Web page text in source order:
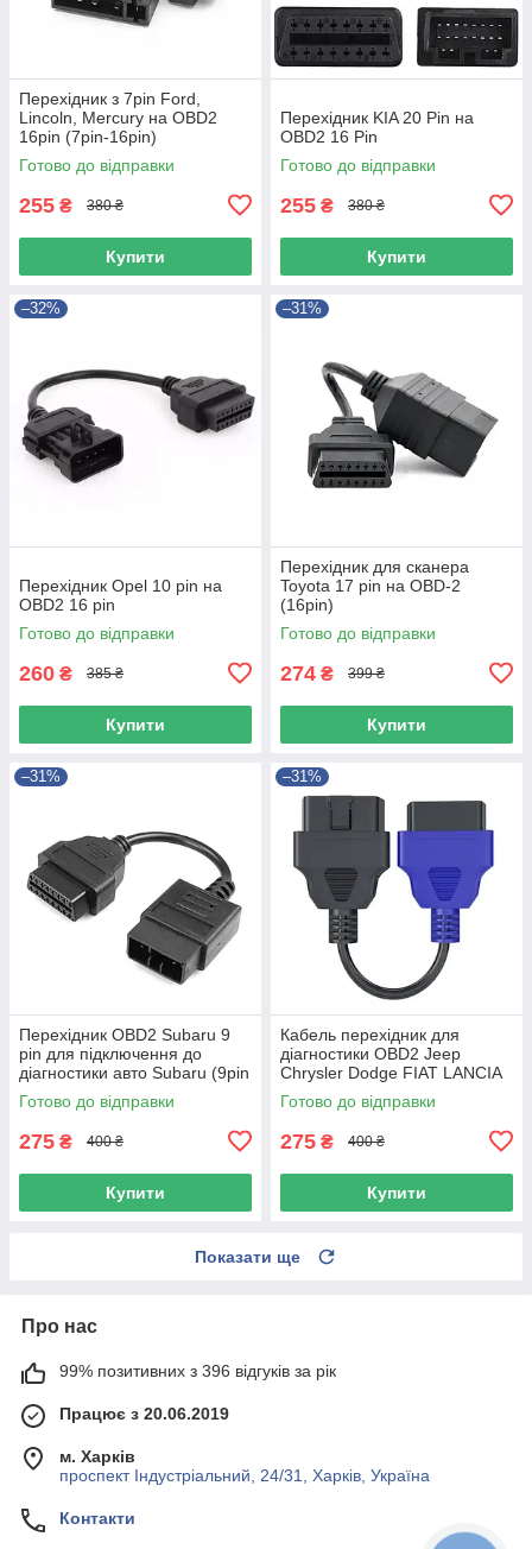
Перехідник з 7pin Ford,
Lincoln, Mercury на OBD2
16pin (7pin-16pin)
Готово до відправки
255 ₴ 380 ₴
Купити
Перехідник KIA 20 Pin на
OBD2 16 Pin
Готово до відправки
255 ₴ 380 ₴
Купити
–32%
Перехідник Opel 10 pin на
OBD2 16 pin
Готово до відправки
260 ₴ 385 ₴
Купити
–31%
Перехідник для сканера
Toyota 17 pin на OBD-2
(16pin)
Готово до відправки
274 ₴ 399 ₴
Купити
–31%
Перехідник OBD2 Subaru 9
pin для підключення до
діагностики авто Subaru (9pin
- 16pin)
Готово до відправки
275 ₴ 400 ₴
Купити
–31%
Кабель перехідник для
діагностики OBD2 Jeep
Chrysler Dodge FIAT LANCIA
СИНІЙ 1 шт.
Готово до відправки
275 ₴ 400 ₴
Купити
Показати ще
Про нас
99% позитивних з 396 відгуків за рік
Працює з 20.06.2019
м. Харків
проспект Індустріальний, 24/31, Харків, Україна
Контакти